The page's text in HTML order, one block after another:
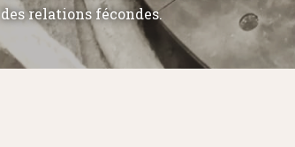
des relations fécondes.